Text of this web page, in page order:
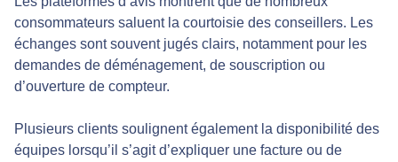
consommateurs saluent la courtoisie des conseillers. Les
échanges sont souvent jugés clairs, notamment pour les
demandes de déménagement, de souscription ou
d’ouverture de compteur.
Plusieurs clients soulignent également la disponibilité des
équipes lorsqu’il s’agit d’expliquer une facture ou de